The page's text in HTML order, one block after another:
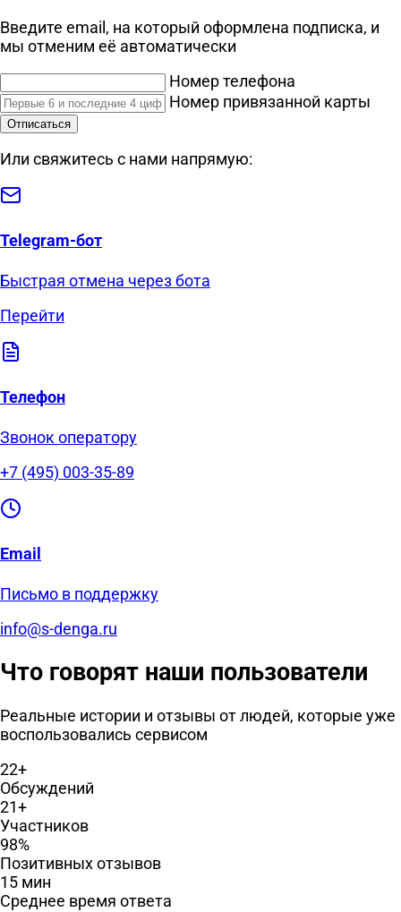
Введите email, на который оформлена подписка, и
мы отменим её автоматически
Номер телефона
Номер привязанной карты
Отписаться
Или свяжитесь с нами напрямую:
Telegram-бот
Быстрая отмена через бота
Перейти
Телефон
Звонок оператору
+7 (495) 003-35-89
Email
Письмо в поддержку
info@s-denga.ru
Что говорят наши пользователи
Реальные истории и отзывы от людей, которые уже
воспользовались сервисом
22+
Обсуждений
21+
Участников
98%
Позитивных отзывов
15 мин
Среднее время ответа